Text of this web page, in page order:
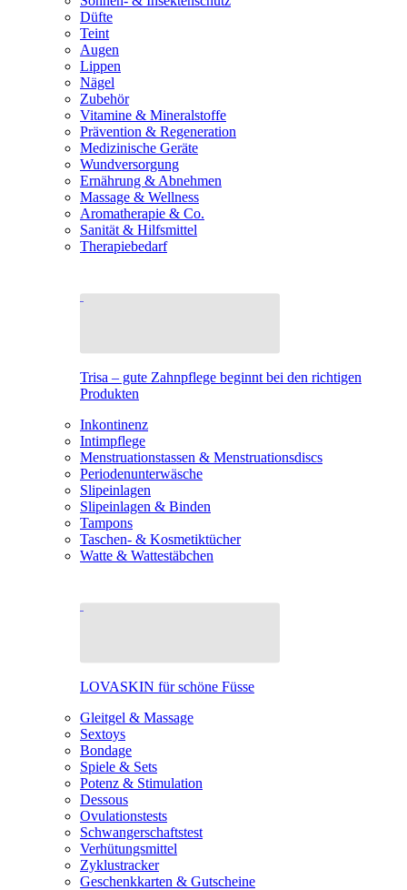
Düfte
Teint
Augen
Lippen
Nägel
Zubehör
Vitamine & Mineralstoffe
Prävention & Regeneration
Medizinische Geräte
Wundversorgung
Ernährung & Abnehmen
Massage & Wellness
Aromatherapie & Co.
Sanität & Hilfsmittel
Therapiebedarf
Trisa – gute Zahnpflege beginnt bei den richtigen
Produkten
Inkontinenz
Intimpflege
Menstruationstassen & Menstruationsdiscs
Periodenunterwäsche
Slipeinlagen
Slipeinlagen & Binden
Tampons
Taschen- & Kosmetiktücher
Watte & Wattestäbchen
LOVASKIN für schöne Füsse
Gleitgel & Massage
Sextoys
Bondage
Spiele & Sets
Potenz & Stimulation
Dessous
Ovulationstests
Schwangerschaftstest
Verhütungsmittel
Zyklustracker
Geschenkkarten & Gutscheine